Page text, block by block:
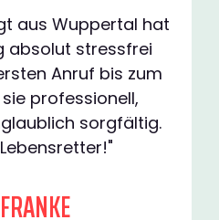
aus Wuppertal hat
absolut stressfrei
Anruf bis zum
professionell,
sorgfältig.